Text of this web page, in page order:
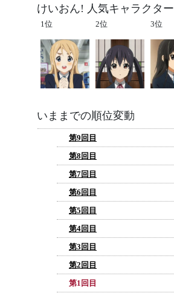
けいおん! 人気キャラクタ
1位 2位 3位
いままでの順位変動
第9回目
第8回目
第7回目
第6回目
第5回目
第4回目
第3回目
第2回目
第1回目